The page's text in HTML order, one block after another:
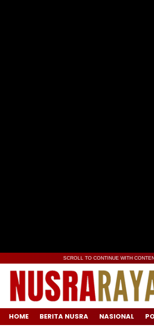
SCROLL TO CONTINUE WITH
HOME BERITA NUSRA NASIONAL